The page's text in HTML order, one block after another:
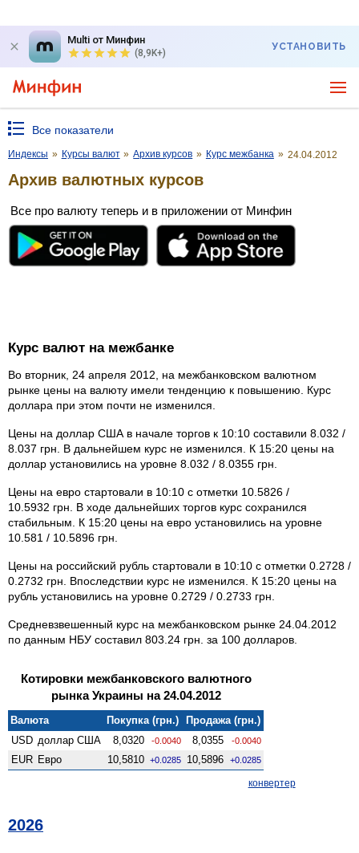
Multi от Минфин
(8,9K+)
УСТАНОВИТЬ
Все показатели
Индексы » Курсы валют » Архив курсов » Курс межбанка » 24.04.2012
Архив валютных курсов
Все про валюту теперь и в приложении от Минфин
Курс валют на межбанке
Во вторник, 24 апреля 2012, на межбанковском валютном
рынке цены на валюту имели тенденцию к повышению. Курс
доллара при этом почти не изменился.
Цены на доллар США в начале торгов к 10:10 составили 8.032 /
8.037 грн. В дальнейшем курс не изменился. К 15:20 цены на
доллар установились на уровне 8.032 / 8.0355 грн.
Цены на евро стартовали в 10:10 с отметки 10.5826 /
10.5932 грн. В ходе дальнейших торгов курс сохранился
стабильным. К 15:20 цены на евро установились на уровне
10.581 / 10.5896 грн.
Цены на российский рубль стартовали в 10:10 с отметки 0.2728 /
0.2732 грн. Впоследствии курс не изменился. К 15:20 цены на
рубль установились на уровне 0.2729 / 0.2733 грн.
Средневзвешенный курс на межбанковском рынке 24.04.2012
по данным НБУ составил 803.24 грн. за 100 долларов.
Котировки межбанковского валютного
рынка Украины на 24.04.2012
Валюта Покупка (грн.)
Продажа (грн.)
USD доллар США 8,0320 -0.0040 8,0355 -0.0040
EUR Евро 10,5810 +0.0285 10,5896 +0.0285
конвертер
2026